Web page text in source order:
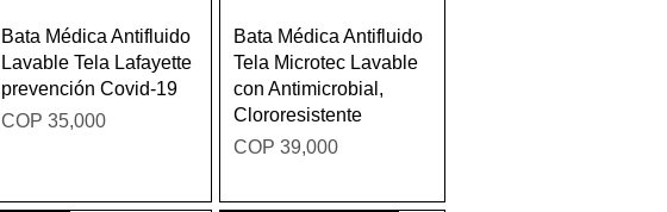
Quick View
Bata Médica Antifluido
Lavable Tela Lafayette
prevención Covid-19
Price
COP 35,000
Quick View
Bata Médica Antifluido
Tela Microtec Lavable
con Antimicrobial,
Clororesistente
Price
COP 39,000